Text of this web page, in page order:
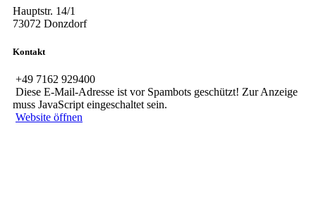
Hauptstr. 14/1
73072 Donzdorf
Kontakt
+49 7162 929400
Diese E-Mail-Adresse ist vor Spambots geschützt! Zur Anzeige
muss JavaScript eingeschaltet sein.
Website öffnen